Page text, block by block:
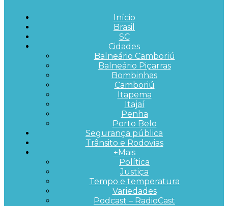
Início
Brasil
SC
Cidades
Balneário Camboriú
Balneário Piçarras
Bombinhas
Camboriú
Itapema
Itajaí
Penha
Porto Belo
Segurança pública
Trânsito e Rodovias
+Mais
Política
Justiça
Tempo e temperatura
Variedades
Podcast – RadioCast